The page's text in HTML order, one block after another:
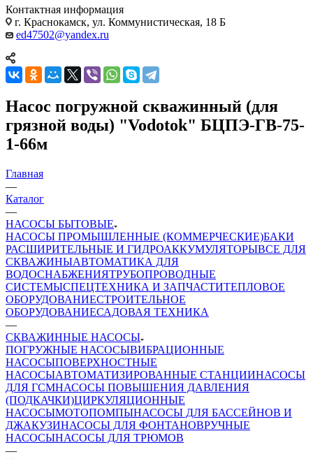
Контактная информация
г. Краснокамск, ул. Коммунистическая, 18 Б
ed47502@yandex.ru
Насос погружной скважинный (для
грязной воды) "Vodotok" БЦПЭ-ГВ-75-
1-66м
Главная
—
Каталог
—
НАСОСЫ БЫТОВЫЕ
НАСОСЫ ПРОМЫШЛЕННЫЕ (КОММЕРЧЕСКИЕ)БАКИ
РАСШИРИТЕЛЬНЫЕ И ГИДРОАККУМУЛЯТОРЫВСЕ ДЛЯ
СКВАЖИНЫАВТОМАТИКА ДЛЯ
ВОДОСНАБЖЕНИЯТРУБОПРОВОДНЫЕ
СИСТЕМЫСПЕЦТЕХНИКА И ЗАПЧАСТИТЕПЛОВОЕ
ОБОРУДОВАНИЕСТРОИТЕЛЬНОЕ
ОБОРУДОВАНИЕСАДОВАЯ ТЕХНИКА
—
СКВАЖИННЫЕ НАСОСЫ
ПОГРУЖНЫЕ НАСОСЫВИБРАЦИОННЫЕ
НАСОСЫПОВЕРХНОСТНЫЕ
НАСОСЫАВТОМАТИЗИРОВАННЫЕ СТАНЦИИНАСОСЫ
ДЛЯ ГСМНАСОСЫ ПОВЫШЕНИЯ ДАВЛЕНИЯ
(ПОДКАЧКИ)ЦИРКУЛЯЦИОННЫЕ
НАСОСЫМОТОПОМПЫНАСОСЫ ДЛЯ БАССЕЙНОВ И
ДЖАКУЗИНАСОСЫ ДЛЯ ФОНТАНОВРУЧНЫЕ
НАСОСЫНАСОСЫ ДЛЯ ТРЮМОВ
—